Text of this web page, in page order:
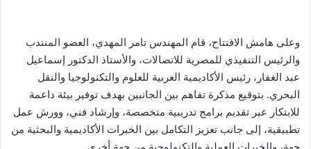
وعلى هامش الافتتاح، قام المهندس تامر المهدي، العضو المنتدب
والرئيس التنفيذي للمصرية للاتصالات، والأستاذ الدكتور إسماعيل
عبد الغفار، رئيس الأكاديمية العربية للعلوم والتكنولوجيا والنقل
البحري. بتوقيع مذكرة تفاهم بين الجانبين بهدف توفير بيئة داعمة
للابتكار عبر تقديم برامج تدريبية متخصصة، وإرشاد فني، وورش عمل
تطبيقية، إلى جانب تعزيز التكامل بين الخبرات الأكاديمية والبحثية من